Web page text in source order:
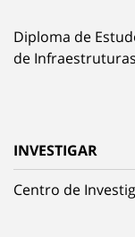
Diploma de
de
INVESTIGAR
Centro de